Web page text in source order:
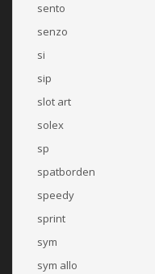
sento
senzo
si
sip
slot art
solex
sp
spatborden
speedy
sprint
sym
sym allo